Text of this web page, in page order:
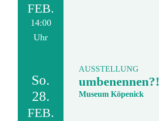
FEB.
14:00
Uhr
So.
28.
FEB.
AUSSTELLUNG
umbenennen?!
Museum Köpenick